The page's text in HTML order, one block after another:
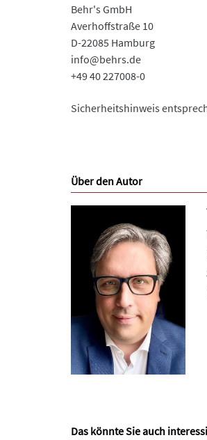
Behr's GmbH
Averhoffstraße 10
D-22085 Hamburg
info@behrs.de
+49 40 227008-0
Sicherheitshinweis
Über den Autor
Das könnte Sie auch